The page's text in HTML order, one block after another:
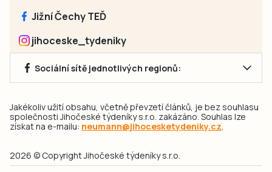
Jižní Čechy TEĎ
jihoceske_tydeniky
Sociální sítě jednotlivých regionů:
Jakékoliv užití obsahu, včetně převzetí článků, je bez souhlasu
společnosti Jihočeské týdeníky s.r.o. zakázáno. Souhlas lze
získat na e-mailu: neumann@jihocesketydeniky.cz.
2026 © Copyright Jihočeské týdeníky s.r.o.